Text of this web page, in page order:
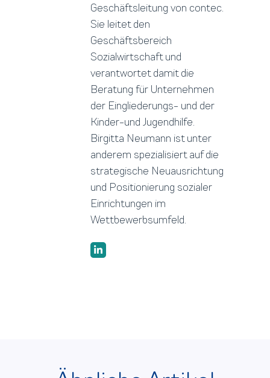
Geschäftsleitung von contec.
Sie leitet den
Geschäftsbereich
Sozialwirtschaft und
verantwortet damit die
Beratung für Unternehmen
der Eingliederungs- und der
Kinder-und Jugendhilfe.
Birgitta Neumann ist unter
anderem spezialisiert auf die
strategische Neuausrichtung
und Positionierung sozialer
Einrichtungen im
Wettbewerbsumfeld.